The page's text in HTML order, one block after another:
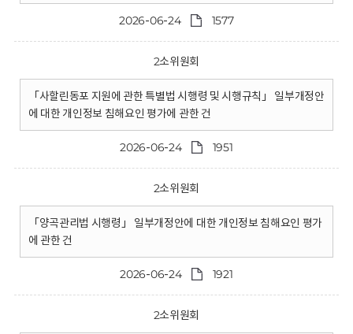
2026-06-24 1577
2소위원회
「사할린동포 지원에 관한 특별법 시행령 및 시행규칙」 일부개정안
에 대한 개인정보 침해요인 평가에 관한 건
2026-06-24 1951
2소위원회
「양곡관리법 시행령」 일부개정안에 대한 개인정보 침해요인 평가
에 관한 건
2026-06-24 1921
2소위원회